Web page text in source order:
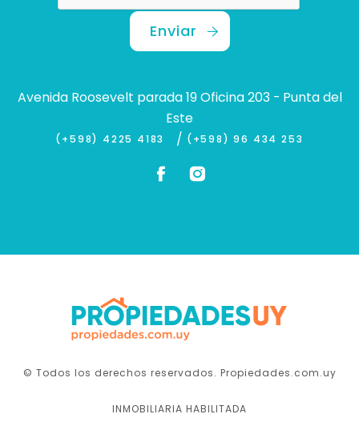
Enviar
Avenida Roosevelt parada 19 Oficina 203 - Punta del
Este
(+598) 4225 4183 / (+598) 96 434 253
© Todos los derechos reservados. Propiedades.com.uy
INMOBILIARIA HABILITADA